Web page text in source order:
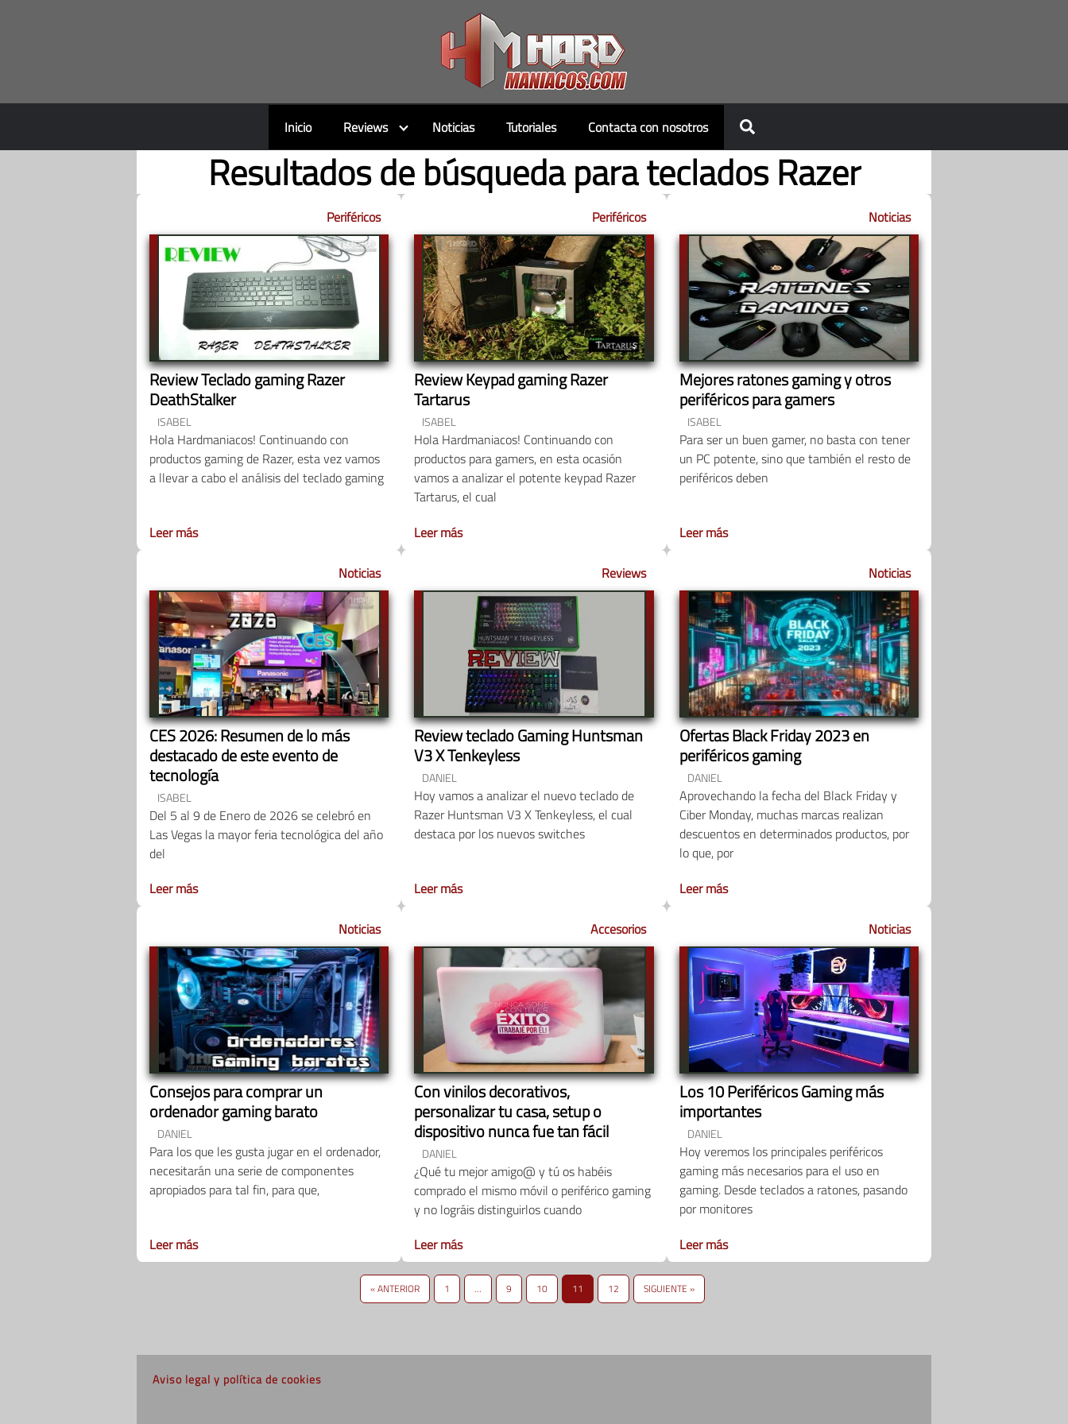
Inicio Reviews Noticias Tutoriales Contacta con nosotros
Resultados de búsqueda para teclados Razer
Periféricos
Review Teclado gaming Razer
DeathStalker
ISABEL
Hola Hardmaniacos! Continuando con
productos gaming de Razer, esta vez vamos
a llevar a cabo el análisis del teclado gaming
Leer más
Periféricos
Review Keypad gaming Razer
Tartarus
ISABEL
Hola Hardmaniacos! Continuando con
productos para gamers, en esta ocasión
vamos a analizar el potente keypad Razer
Tartarus, el cual
Leer más
Noticias
Mejores ratones gaming y otros
periféricos para gamers
ISABEL
Para ser un buen gamer, no basta con tener
un PC potente, sino que también el resto de
periféricos deben
Leer más
Noticias
CES 2026: Resumen de lo más
destacado de este evento de
tecnología
ISABEL
Del 5 al 9 de Enero de 2026 se celebró en
Las Vegas la mayor feria tecnológica del año
del
Leer más
Reviews
Review teclado Gaming Huntsman
V3 X Tenkeyless
DANIEL
Hoy vamos a analizar el nuevo teclado de
Razer Huntsman V3 X Tenkeyless, el cual
destaca por los nuevos switches
Leer más
Noticias
Ofertas Black Friday 2023 en
periféricos gaming
DANIEL
Aprovechando la fecha del Black Friday y
Ciber Monday, muchas marcas realizan
descuentos en determinados productos, por
lo que, por
Leer más
Noticias
Consejos para comprar un
ordenador gaming barato
DANIEL
Para los que les gusta jugar en el ordenador,
necesitarán una serie de componentes
apropiados para tal fin, para que,
Leer más
Accesorios
Con vinilos decorativos,
personalizar tu casa, setup o
dispositivo nunca fue tan fácil
DANIEL
¿Qué tu mejor amigo@ y tú os habéis
comprado el mismo móvil o periférico gaming
y no lográis distinguirlos cuando
Leer más
Noticias
Los 10 Periféricos Gaming más
importantes
DANIEL
Hoy veremos los principales periféricos
gaming más necesarios para el uso en
gaming. Desde teclados a ratones, pasando
por monitores
Leer más
« ANTERIOR 1 … 9 10 11 12 SIGUIENTE »
Aviso legal y política de cookies